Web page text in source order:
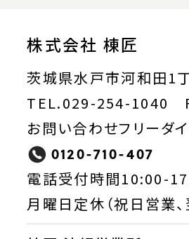
株式会社 棟匠
茨城県水戸市河和田1
TEL.029-254-1040
お問い合わせフリーダ
0120-710-407
電話受付時間10:00-
月曜日定休（祝日営業、